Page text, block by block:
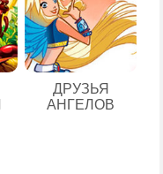
ДРУЗЬЯ
АНГЕЛОВ